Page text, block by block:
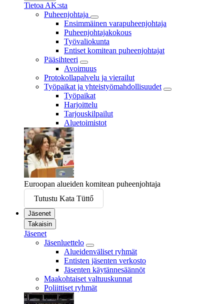
Tietoa AK:sta
Puheenjohtaja
Ensimmäinen varapuheenjohtaja
Puheenjohtajakokous
Työvaliokunta
Entiset komitean puheenjohtajat
Pääsihteeri
Avoimuus
Protokollapalvelu ja vierailut
Työpaikat ja yhteistyömahdollisuudet
Työpaikat
Harjoittelu
Tarjouskilpailut
Aluetoimistot
Euroopan alueiden komitean puheenjohtaja
Tutustu Kata Tüttő
Jäsenet
Takaisin
Jäsenet
Jäsenluettelo
Alueidenväliset ryhmät
Entisten jäsenten verkosto
Jäsenten käytännesäännöt
Maakohtaiset valtuuskunnat
Poliittiset ryhmät